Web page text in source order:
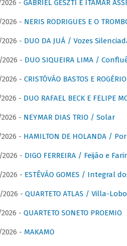
- GABRIEL GESZTI E ITAMAR
- NERIS RODRIGUES E O
- DUO DA JUÁ / Vozes
- DUO SIQUEIRA LIMA /
- CRISTÓVÃO BASTOS E
- DUO RAFAEL BECK E FELIPE
- NEYMAR DIAS TRIO / Solar
- HAMILTON DE HOLANDA /
- DIGO FERREIRA / Feijão e
- ESTÊVÃO GOMES / Integral
- QUARTETO ATLAS / Villa-
- QUARTETO SONETO PROEMIO
- MAKAMO